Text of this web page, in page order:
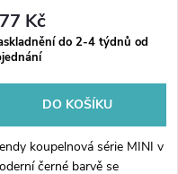
Kč
do 2-4 týdnů od
DO KOŠÍKU
koupelnová série MINI v
černé barvě se